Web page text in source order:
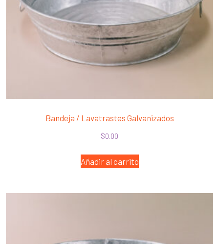
Bandeja / Lavatrastes Galvanizados
$0.00
Añadir al carrito